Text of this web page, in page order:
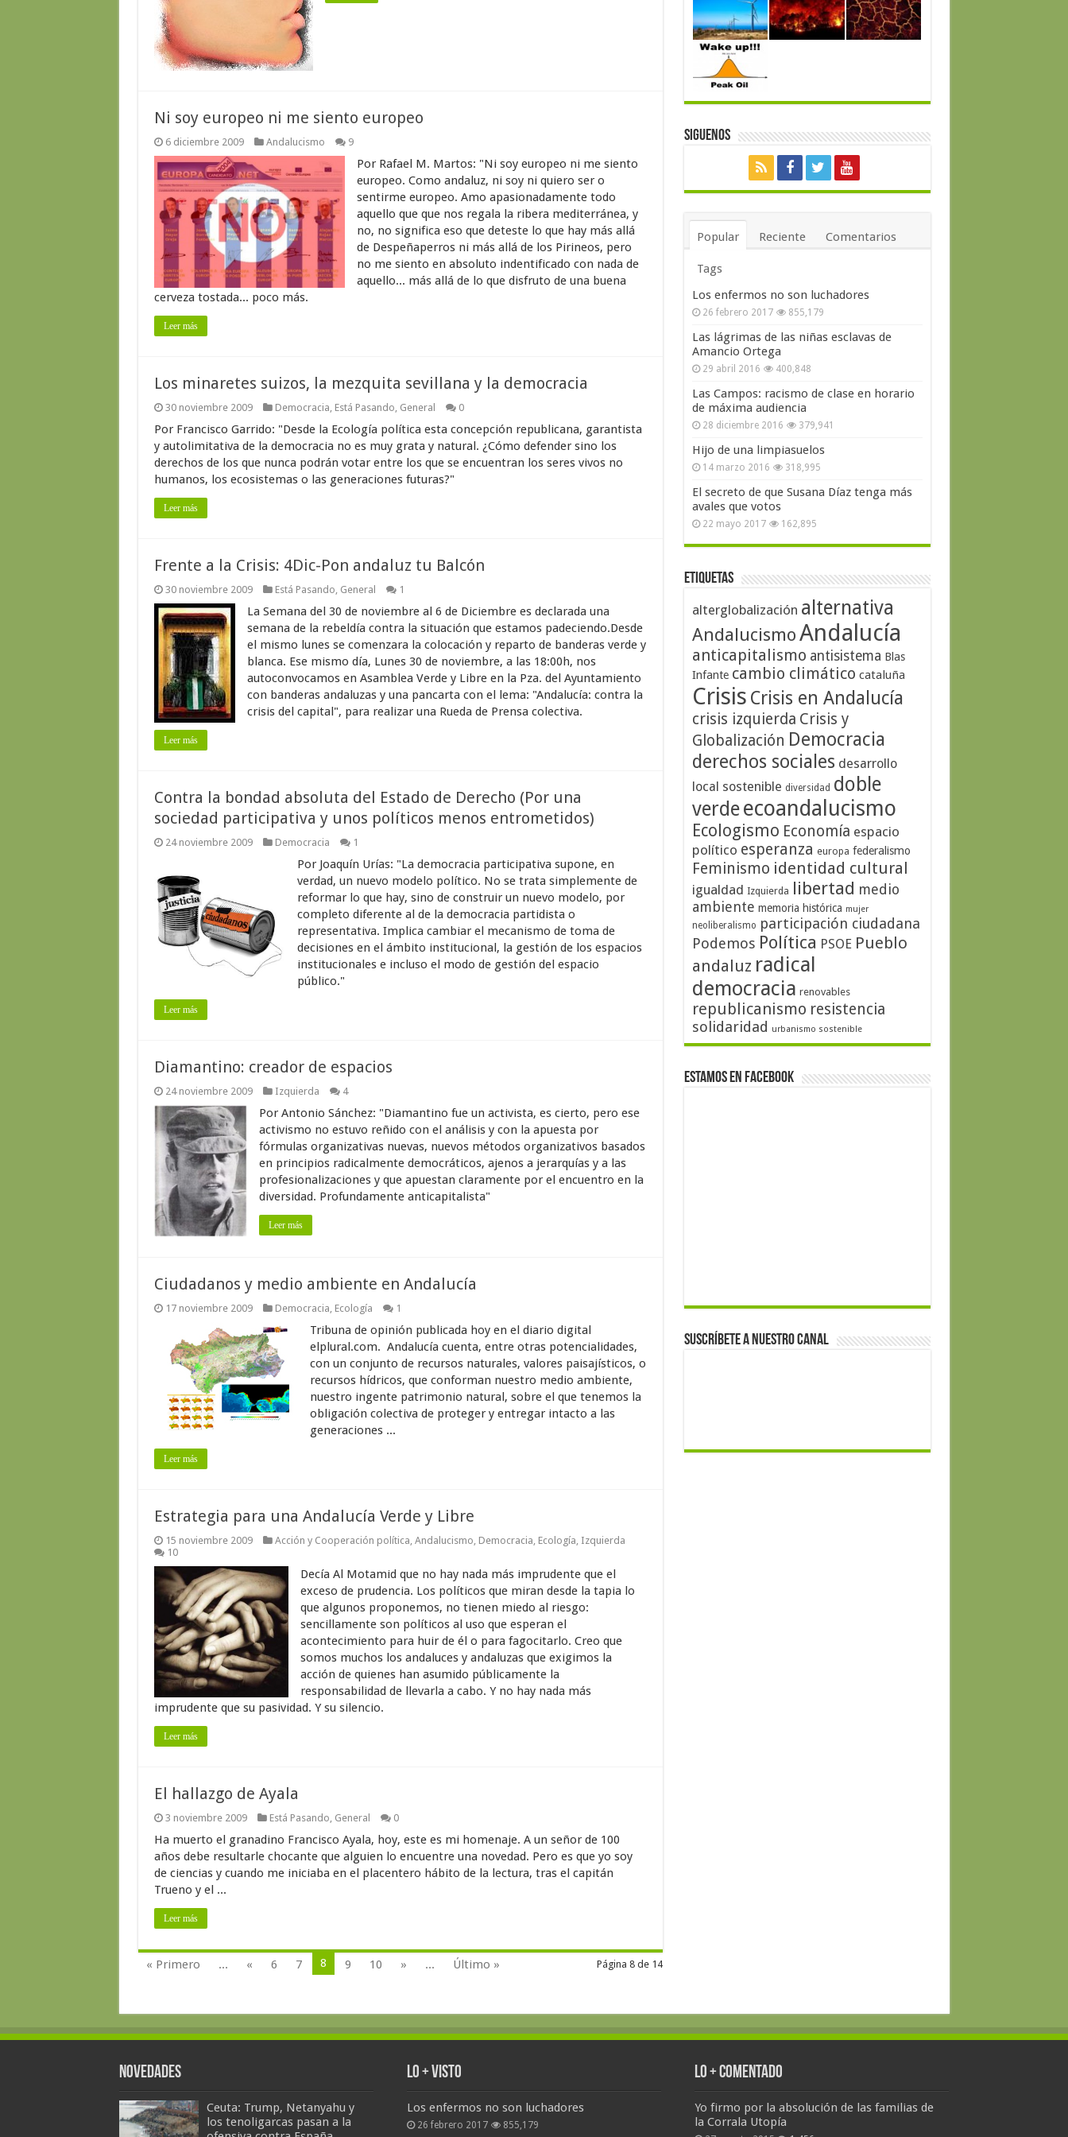
Ni soy europeo ni me siento europeo
6 diciembre 2009 Andalucismo 9
Por Rafael M. Martos: "Ni soy europeo ni me siento
europeo. Como andaluz, ni soy ni quiero ser o
sentirme europeo. Amo apasionadamente todo
aquello que que nos regala la ribera mediterránea, y
no, no significa eso que deteste lo que hay más allá
de Despeñaperros ni más allá de los Pirineos, pero
no me siento en absoluto indentificado con nada de
aquello... más allá de lo que disfruto de una buena
cerveza tostada... poco más.
Leer más
Los minaretes suizos, la mezquita sevillana y la democracia
30 noviembre 2009 Democracia, Está Pasando, General 0
Por Francisco Garrido: "Desde la Ecología política esta concepción republicana, garantista
y autolimitativa de la democracia no es muy grata y natural. ¿Cómo defender sino los
derechos de los que nunca podrán votar entre los que se encuentran los seres vivos no
humanos, los ecosistemas o las generaciones futuras?"
Leer más
Frente a la Crisis: 4Dic-Pon andaluz tu Balcón
30 noviembre 2009 Está Pasando, General 1
La Semana del 30 de noviembre al 6 de Diciembre es declarada una
semana de la rebeldía contra la situación que estamos padeciendo.Desde
el mismo lunes se comenzara la colocación y reparto de banderas verde y
blanca. Ese mismo día, Lunes 30 de noviembre, a las 18:00h, nos
autoconvocamos en Asamblea Verde y Libre en la Pza. del Ayuntamiento
con banderas andaluzas y una pancarta con el lema: "Andalucía: contra la
crisis del capital", para realizar una Rueda de Prensa colectiva.
Leer más
Contra la bondad absoluta del Estado de Derecho (Por una
sociedad participativa y unos políticos menos entrometidos)
24 noviembre 2009 Democracia 1
Por Joaquín Urías: "La democracia participativa supone, en
verdad, un nuevo modelo político. No se trata simplemente de
reformar lo que hay, sino de construir un nuevo modelo, por
completo diferente al de la democracia partidista o
representativa. Implica cambiar el mecanismo de toma de
decisiones en el ámbito institucional, la gestión de los espacios
institucionales e incluso el modo de gestión del espacio
público."
Leer más
Diamantino: creador de espacios
24 noviembre 2009 Izquierda 4
Por Antonio Sánchez: "Diamantino fue un activista, es cierto, pero ese
activismo no estuvo reñido con el análisis y con la apuesta por
fórmulas organizativas nuevas, nuevos métodos organizativos basados
en principios radicalmente democráticos, ajenos a jerarquías y a las
profesionalizaciones y que apuestan claramente por el encuentro en la
diversidad. Profundamente anticapitalista"
Leer más
Ciudadanos y medio ambiente en Andalucía
17 noviembre 2009 Democracia Ecología 1
Tribuna de opinión publicada hoy en el diario digital
elplural.com. Andalucía cuenta, entre otras potencialidades,
con un conjunto de recursos naturales, valores paisajísticos, o
recursos hídricos, que conforman nuestro medio ambiente,
nuestro ingente patrimonio natural, sobre el que tenemos la
obligación colectiva de proteger y entregar intacto a las
generaciones ...
Leer más
Estrategia para una Andalucía Verde y Libre
15 noviembre 2009 Acción y Cooperación política Andalucismo Democracia Ecología Izquierda
10
Decía Al Motamid que no hay nada más imprudente que el
exceso de prudencia. Los políticos que miran desde la tapia lo
que algunos proponemos, no tienen miedo al riesgo:
sencillamente son políticos al uso que esperan el
acontecimiento para huir de él o para fagocitarlo. Creo que
somos muchos los andaluces y andaluzas que exigimos la
acción de quienes han asumido públicamente la
responsabilidad de llevarla a cabo. Y no hay nada más
imprudente que su pasividad. Y su silencio.
Leer más
El hallazgo de Ayala
3 noviembre 2009 Está Pasando General 0
Ha muerto el granadino Francisco Ayala, hoy, este es mi homenaje. A un señor de 100
años debe resultarle chocante que alguien lo encuentre una novedad. Pero es que yo soy
de ciencias y cuando me iniciaba en el placentero hábito de la lectura, tras el capitán
Trueno y el ...
Leer más
Página 8 de 14
« Primero ... « 6 7 8 9 10 » ... Último »
Siguenos
Popular Reciente Comentarios
Tags
Los enfermos no son luchadores
26 febrero 2017 855,179
Las lágrimas de las niñas esclavas de
Amancio Ortega
29 abril 2016 400,848
Las Campos: racismo de clase en horario
de máxima audiencia
28 diciembre 2016 379,941
Hijo de una limpiasuelos
14 marzo 2016 318,995
El secreto de que Susana Díaz tenga más
avales que votos
22 mayo 2017 162,895
Etiquetas
alterglobalización alternativa
AndalucismoAndalucía
anticapitalismo antisistema Blas
Infante cambio climático cataluña
Crisis Crisis en Andalucía
crisis izquierda Crisis y
Globalización Democracia
derechos sociales desarrollo
local sostenible diversidad doble
verdeecoandalucismo
Ecologismo Economía espacio
político esperanza europa federalismo
Feminismo identidad cultural
igualdad Izquierda libertad medio
ambiente memoria histórica mujer
neoliberalismo participación ciudadana
Podemos Política PSOE Pueblo
andaluz radical
democracia renovables
republicanismo resistencia
solidaridad urbanismo sostenible
Estamos en Facebook
Suscríbete a nuestro canal
Novedades
Ceuta: Trump, Netanyahu y
los tenoligarcas pasan a la
Lo + Visto
Los enfermos no son luchadores
26 febrero 2017 855,179
Lo + Comentado
Yo firmo por la absolución de las familias de
la Corrala Utopía